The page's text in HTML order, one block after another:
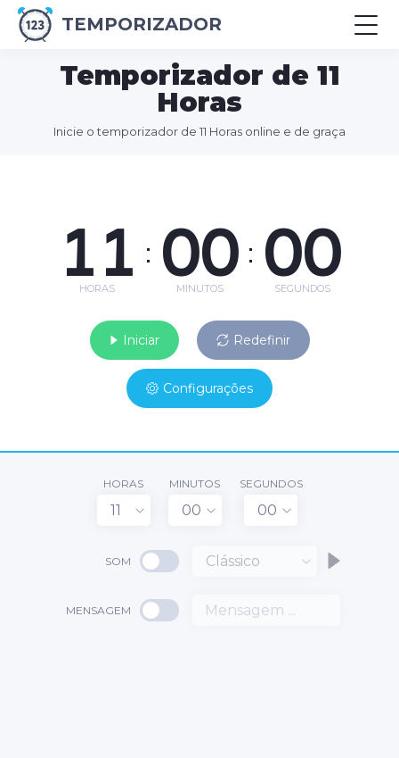
TEMPORIZADOR
Temporizador de 11
Horas
Inicie o temporizador de 11 Horas online e de graça
11
HORAS
: 00
MINUTOS
: 00
SEGUNDOS
Iniciar Redefinir
Configurações
HORAS
11
MINUTOS
00
SEGUNDOS
00
SOM Clássico
MENSAGEM